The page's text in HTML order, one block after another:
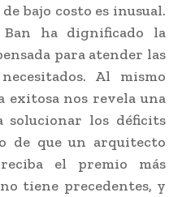
bajo costo es inusual.
ha dignificado la
para atender las
Al mismo
exitosa nos revela una
solucionar los déficits
de que un arquitecto
el premio más
tiene precedentes, y